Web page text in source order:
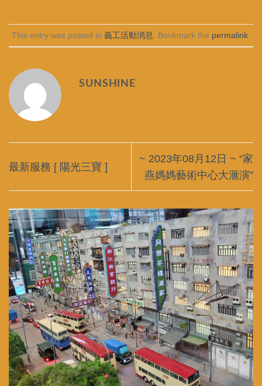
This entry was posted in 義工活動消息 . Bookmark the permalink
SUNSHINE
最新服務 [ 陽光三寶 ]
~ 2023年08月12日 ~ “家
燕媽媽藝術中心大滙演”